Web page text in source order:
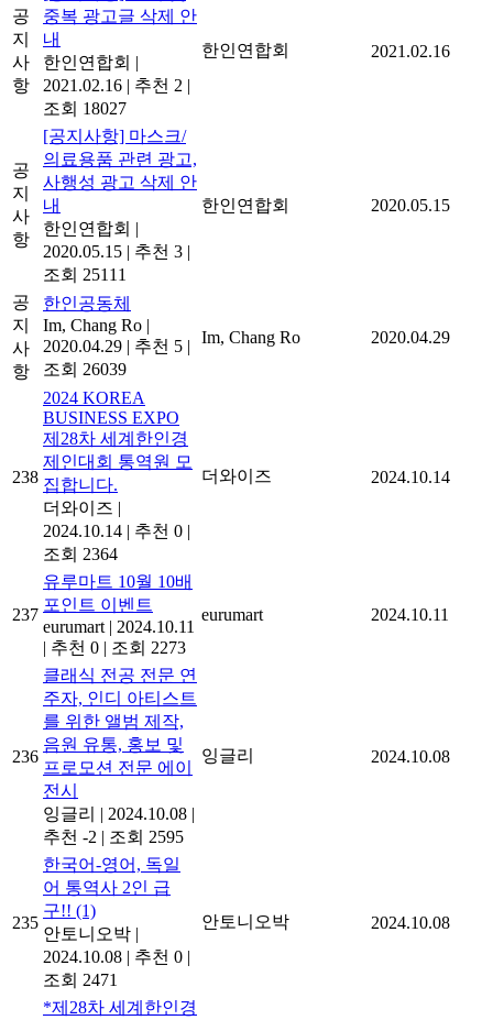
공
지
사
항
중복 광고글 삭제 안
내
한인연합회 |
2021.02.16 | 추천 2 |
조회 18027
한인연합회 2021.02.16
공
지
사
항
[공지사항] 마스크/
의료용품 관련 광고,
사행성 광고 삭제 안
내
한인연합회 |
2020.05.15 | 추천 3 |
조회 25111
한인연합회 2020.05.15
공
지
사
항
한인공동체
Im, Chang Ro |
2020.04.29 | 추천 5 |
조회 26039
Im, Chang Ro 2020.04.29
238
2024 KOREA
BUSINESS EXPO
제28차 세계한인경
제인대회 통역원 모
집합니다.
더와이즈 |
2024.10.14 | 추천 0 |
조회 2364
더와이즈 2024.10.14
237
유루마트 10월 10배
포인트 이벤트
eurumart | 2024.10.11
| 추천 0 | 조회 2273
eurumart 2024.10.11
236
클래식 전공 전문 연
주자, 인디 아티스트
를 위한 앨범 제작,
음원 유통, 홍보 및
프로모션 전문 에이
전시
잉글리 | 2024.10.08 |
추천 -2 | 조회 2595
잉글리 2024.10.08
235
한국어-영어, 독일
어 통역사 2인 급
구!! (1)
안토니오박 |
2024.10.08 | 추천 0 |
조회 2471
안토니오박 2024.10.08
*제28차 세계한인경